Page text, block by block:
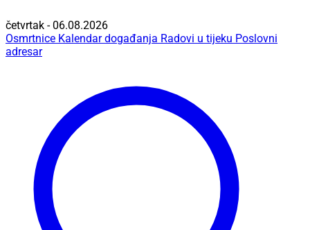
četvrtak - 06.08.2026
Osmrtnice Kalendar događanja Radovi u tijeku Poslovni
adresar